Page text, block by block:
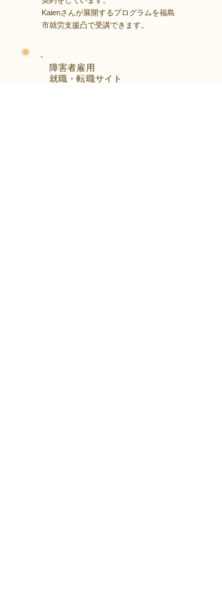
Kaienさんが展開するプログラムを福島
市就労支援凸で受講できます。
障害者雇用
​就職・転職サイト